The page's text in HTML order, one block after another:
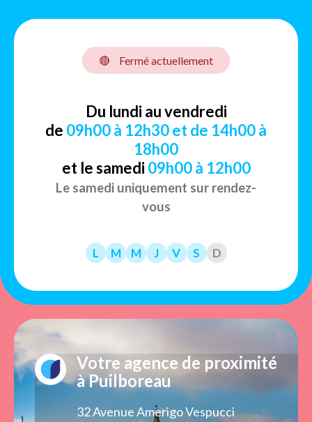
🔴 Fermé actuellement
Du lundi au vendredi
de 09h00 à 12h30 et de 14h00 à
18h00
et le samedi 09h00 à 12h00
Le samedi uniquement sur rendez-
vous
L M M J V S D
Votre agence de proximité
à Puilboreau
32 Avenue Amerigo Vespucci